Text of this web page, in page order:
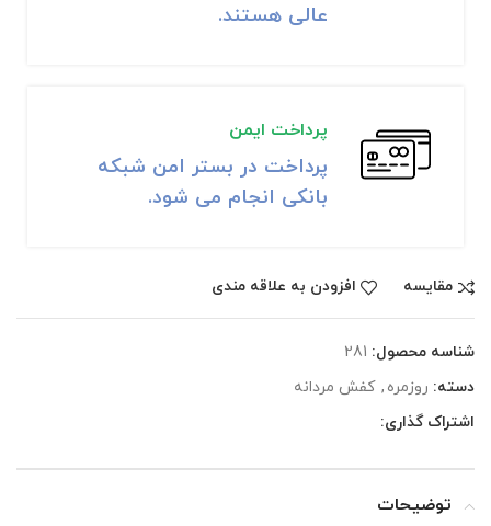
عالی هستند.
پرداخت ایمن
پرداخت در بستر امن شبکه
بانکی انجام می شود.
مقايسه افزودن به علاقه مندی
شناسه محصول: 281
دسته: روزمره , کفش مردانه
اشتراک گذاری:
توضیحات